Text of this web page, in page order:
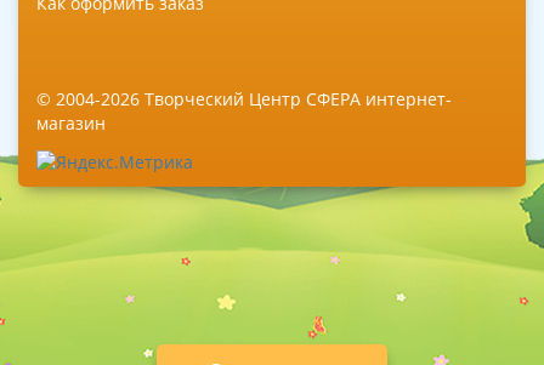
© 2004-2026 Творческий Центр СФЕРА интернет-
магазин